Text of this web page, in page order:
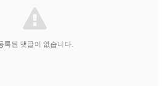
록된 댓글이 없습니다.